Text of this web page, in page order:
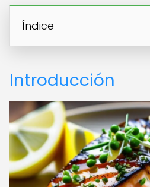
Índice
Introducción